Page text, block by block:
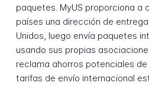
paquetes. MyUS proporciona a
países una dirección de
Unidos, luego envía paquetes
usando sus propias
reclama ahorros potenciales
tarifas de envío internacional